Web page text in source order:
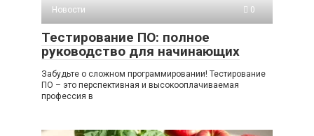
Новости
0
Тестирование ПО: полное
руководство для начинающих
Забудьте о сложном программировании! Тестирование
ПО – это перспективная и высокооплачиваемая
профессия в